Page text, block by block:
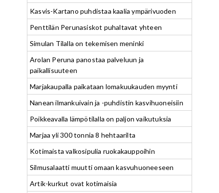
Kasvis-Kartano puhdistaa kaalia ympärivuoden
Penttilän Perunasiskot puhaltavat yhteen
Simulan Tilalla on tekemisen meninki
Arolan Peruna panostaa palveluun ja
paikallisuuteen
Marjakaupalla paikataan lomakuukauden myynti
Nanean ilmankuivain ja -puhdistin kasvihuoneisiin
Poikkeavalla lämpötilalla on paljon vaikutuksia
Marjaa yli 300 tonnia 8 hehtaarilta
Kotimaista valkosipulia ruokakauppoihin
Silmusalaatti muutti omaan kasvuhuoneeseen
Artik-kurkut ovat kotimaisia